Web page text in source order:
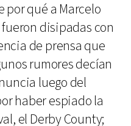
por qué a Marcelo
disipadas con
de prensa que
rumores decían
luego del
haber espiado la
el Derby County;